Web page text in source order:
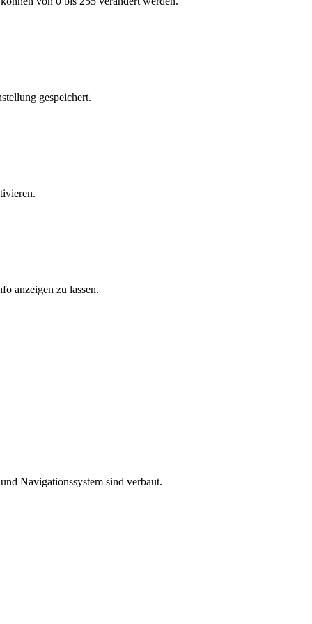
gespeichert.
anzeigen zu lassen.
Navigationssystem sind verbaut.